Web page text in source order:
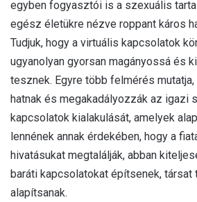
egyben fogyasztói is a szexuális
egész életükre nézve roppant káros
Tudjuk, hogy a virtuális kapcsolatok
ugyanolyan gyorsan magányossá és
tesznek. Egyre több felmérés
hatnak és megakadályozzák az igazi
kapcsolatok kialakulását, amelyek
lennének annak érdekében, hogy a
hivatásukat megtalálják, abban
baráti kapcsolatokat építsenek, társat
alapítsanak.